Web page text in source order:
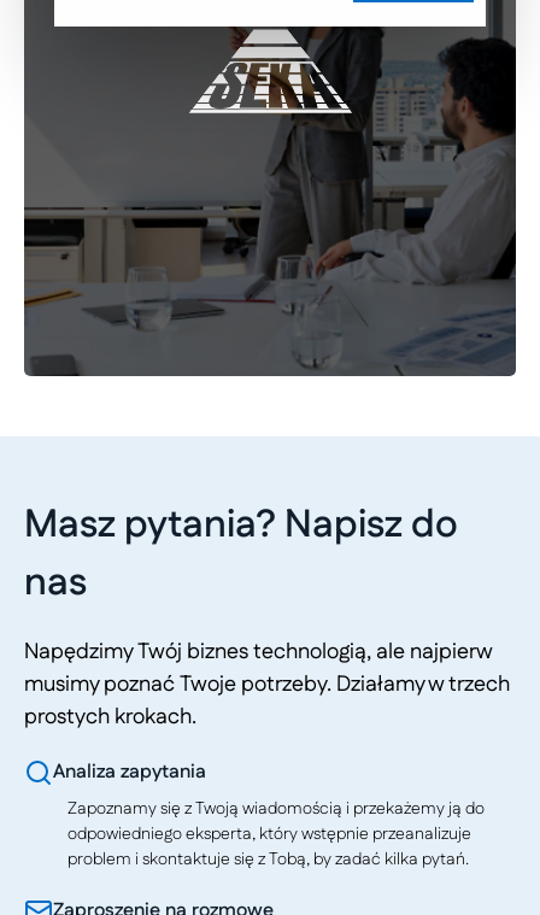
Masz pytania? Napisz do
nas
Napędzimy Twój biznes technologią, ale najpierw
musimy poznać Twoje potrzeby. Działamy w trzech
prostych krokach.
Analiza zapytania
Zapoznamy się z Twoją wiadomością i przekażemy ją do
odpowiedniego eksperta, który wstępnie przeanalizuje
problem i skontaktuje się z Tobą, by zadać kilka pytań.